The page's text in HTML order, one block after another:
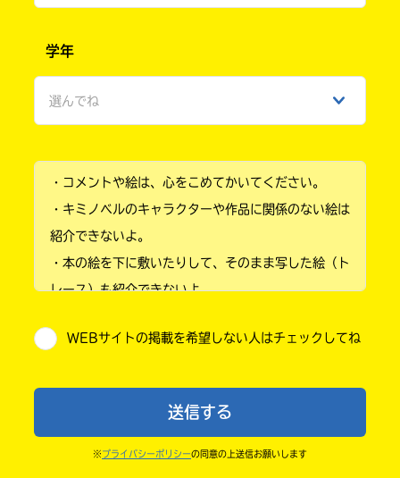
ひみつ
学年
選んでね
小学2年
小学4年
小学6年
中学1年
・コメントや絵は、心をこめてかいてください。
・キミノベルのキャラクターや作品に関係のない絵は
紹介できないよ。
・本の絵を下に敷いたりして、そのまま写した絵（ト
レース）も紹介できないよ。
・送ってからすぐには紹介されないので、待ってて
ならないよう気をつけてね。
・キャンペーン開催中は、投稿した後の画面にバナー
WEBサイトの掲載を希望しない人はチェックしてね
送信する
※ プライバシーポリシーの同意の上送信お願いします